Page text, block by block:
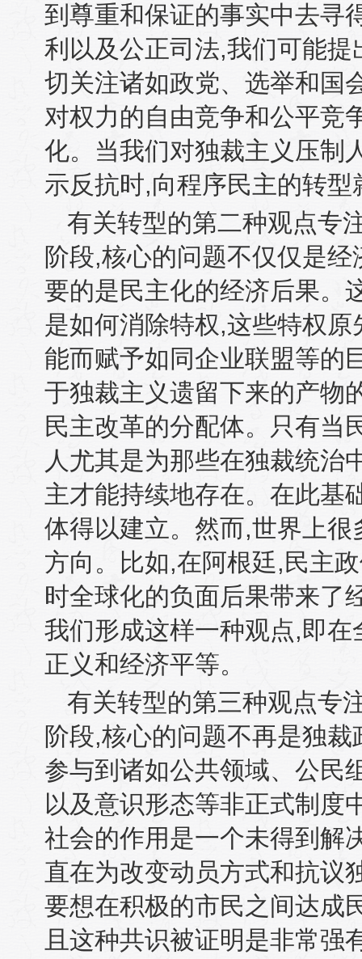
到尊重和保证的事实中去寻
利以及公正司法,我们可能提
切关注诸如政党、选举和国
对权力的自由竞争和公平竞
化。当我们对独裁主义压制
示反抗时,向程序民主的转
有关转型的第二种观点专
阶段,核心的问题不仅仅是
要的是民主化的经济后果。
是如何消除特权,这些特权原
能而赋予如同企业联盟等的
于独裁主义遗留下来的产物
民主改革的分配体。只有当
人尤其是为那些在独裁统治
主才能持续地存在。在此基
体得以建立。然而,世界上很
方向。比如,在阿根廷,民主
时全球化的负面后果带来了
我们形成这样一种观点,即在
正义和经济平等。
有关转型的第三种观点专
阶段,核心的问题不再是独
参与到诸如公共领域、公民
以及意识形态等非正式制度
社会的作用是一个未得到解
直在为改变动员方式和抗议
要想在积极的市民之间达成
且这种共识被证明是非常强